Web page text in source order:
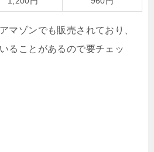
マゾンでも販売されており、
ることがあるので要チェッ